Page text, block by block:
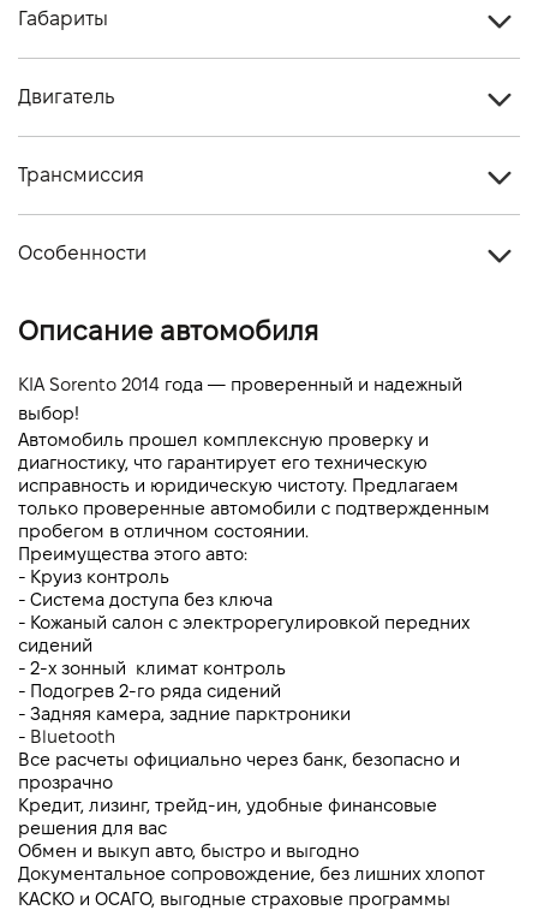
Габариты
Количество мест, шт
Двигатель
Мощность двигателя (л.с)
Динамика разгона 0-100 км/ч
Трансмиссия
Особенности
Описание автомобиля
KIA Sorento 2014 года — проверенный и надежный
выбор!
Автомобиль прошел комплексную проверку и
диагностику, что гарантирует его техническую
исправность и юридическую чистоту. Предлагаем
только проверенные автомобили с подтвержденным
пробегом в отличном состоянии.
Преимущества этого авто:
- Круиз контроль
- Система доступа без ключа
- Кожаный салон с электрорегулировкой передних
сидений
- 2-х зонный  климат контроль
- Подогрев 2-го ряда сидений
- Задняя камера, задние парктроники
- Bluetooth
Все расчеты официально через банк, безопасно и
прозрачно
Кредит, лизинг, трейд-ин, удобные финансовые
решения для вас
Обмен и выкуп авто, быстро и выгодно
Документальное сопровождение, без лишних хлопот
КАСКО и ОСАГО, выгодные страховые программы